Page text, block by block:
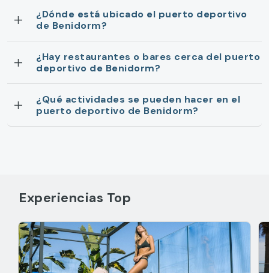
¿Dónde está ubicado el puerto deportivo
de Benidorm?
¿Hay restaurantes o bares cerca del puerto
deportivo de Benidorm?
¿Qué actividades se pueden hacer en el
puerto deportivo de Benidorm?
Experiencias Top